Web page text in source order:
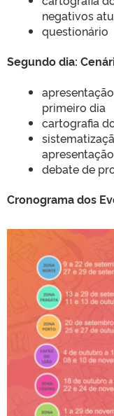
negativos
questionário
Segundo dia:
primeiro dia
cartografia
debate de
Cronograma dos